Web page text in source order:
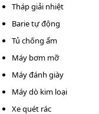
Tháp giải nhiệt
Barie tự động
Tủ chống ẩm
Máy bơm mỡ
Máy đánh giày
Máy dò kim loại
Xe quét rác